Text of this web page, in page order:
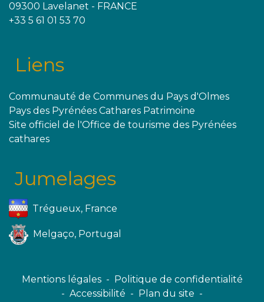
09300 Lavelanet - FRANCE
+33 5 61 01 53 70
Liens
Communauté de Communes du Pays d'Olmes
Pays des Pyrénées Cathares Patrimoine
Site officiel de l'Office de tourisme des Pyrénées
cathares
Jumelages
Trégueux, France
Melgaço, Portugal
Mentions légales - Politique de confidentialité
- Accessibilité - Plan du site -